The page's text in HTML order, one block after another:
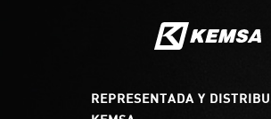
REPRESENTADA Y